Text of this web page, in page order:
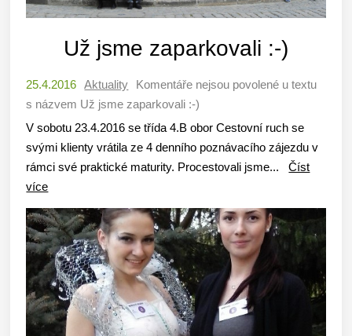
Už jsme zaparkovali :-)
25.4.2016 Aktuality Komentáře nejsou povolené u textu
s názvem Už jsme zaparkovali :-)
V sobotu 23.4.2016 se třída 4.B obor Cestovní ruch se
svými klienty vrátila ze 4 denního poznávacího zájezdu v
rámci své praktické maturity. Procestovali jsme...Číst
více